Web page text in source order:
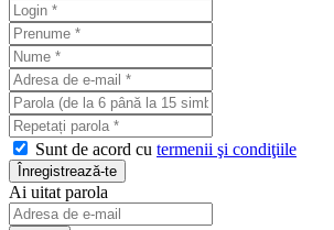
Sunt de acord cu termenii şi condiţiile
Ai uitat parola